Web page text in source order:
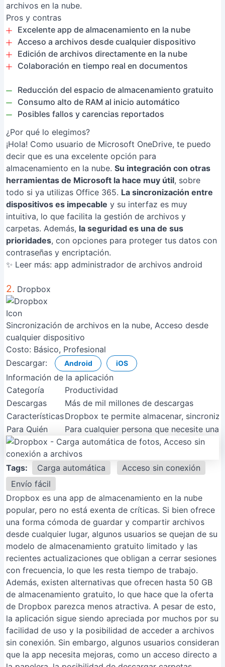
archivos en la nube.
Pros y contras
Excelente app de almacenamiento en la nube
Acceso a archivos desde cualquier dispositivo
Edición de archivos directamente en la nube
Colaboración en tiempo real en documentos
Reducción del espacio de almacenamiento gratuito
Consumo alto de RAM al inicio automático
Posibles fallos y carencias reportados
¿Por qué lo elegimos?
¡Hola! Como usuario de Microsoft OneDrive, te puedo
decir que es una excelente opción para
almacenamiento en la nube. Su integración con otras
herramientas de Microsoft la hace muy útil, sobre
todo si ya utilizas Office 365. La sincronización entre
dispositivos es impecable y su interfaz es muy
intuitiva, lo que facilita la gestión de archivos y
carpetas. Además, la seguridad es una de sus
prioridades, con opciones para proteger tus datos con
contraseñas y encriptación.
✨ Leer más: app administrador de archivos android
2. Dropbox
Sincronización de archivos en la nube, Acceso desde
cualquier dispositivo
Costo: Básico, Profesional
Descargar:
Android iOS
Información de la aplicación
Categoría
Productividad
Descargas
Más de mil millones de descargas
CaracterísticasDropbox te permite almacenar,
Para Quién
Para cualquier persona que necesite
Tags: Carga automática
Acceso sin conexión
Envío fácil
Dropbox es una app de almacenamiento en la nube
popular, pero no está exenta de críticas. Si bien ofrece
una forma cómoda de guardar y compartir archivos
desde cualquier lugar, algunos usuarios se quejan de su
modelo de almacenamiento gratuito limitado y las
recientes actualizaciones que obligan a cerrar sesiones
con frecuencia, lo que les resta tiempo de trabajo.
Además, existen alternativas que ofrecen hasta 50 GB
de almacenamiento gratuito, lo que hace que la oferta
de Dropbox parezca menos atractiva. A pesar de esto,
la aplicación sigue siendo apreciada por muchos por su
facilidad de uso y la posibilidad de acceder a archivos
sin conexión. Sin embargo, algunos usuarios consideran
que la app necesita mejoras, como un acceso directo a